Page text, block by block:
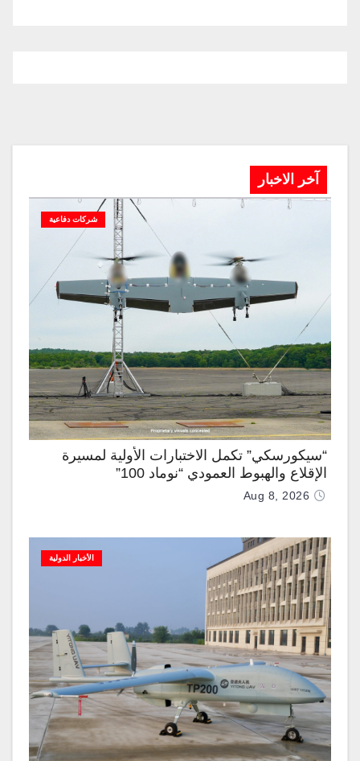
آخر الاخبار
شركات دفاعية
“سيكورسكي” تكمل الاختبارات الأولية لمسيرة
الإقلاع والهبوط العمودي “نوماد 100”
Aug 8, 2026
الأخبار الدولية